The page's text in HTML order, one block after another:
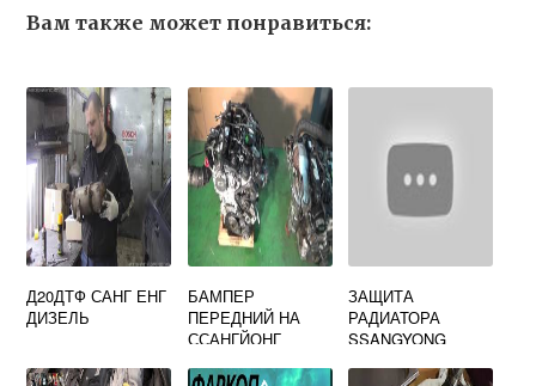
Вам также может понравиться:
Д20ДТФ САНГ ЕНГ
ДИЗЕЛЬ
БАМПЕР
ПЕРЕДНИЙ НА
ССАНГЙОНГ
ЗАЩИТА
РАДИАТОРА
SSANGYONG